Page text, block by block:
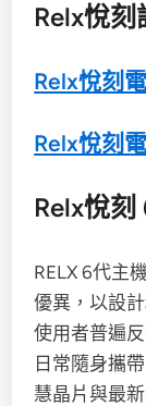
Relx悅刻
Relx悅刻
Relx悅刻
Relx悅
RELX 6代主
優異，以設
使用者普遍
日常隨身攜
慧晶片與最